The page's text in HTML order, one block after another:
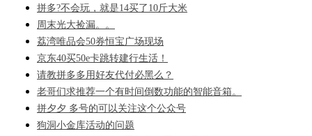
拼多?不会玩，就是14买了10斤大米
周末光大捡漏。。
荔湾唯品会50券恒宝广场现场
京东40买50e卡跳转建行生活！
请教拼多多用好友代付必黑么？
老哥们求推荐一个有时间倒数功能的智能音箱。
拼夕夕 多号的可以关注这个公众号
狗洞小金库活动的问题